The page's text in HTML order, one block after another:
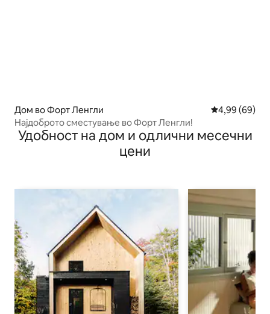
Дом во Форт Ленгли Просечна
4,99 (69)
Најдоброто сместување во Форт Ленгли!
Удобност на дом и одлични месечни
цени